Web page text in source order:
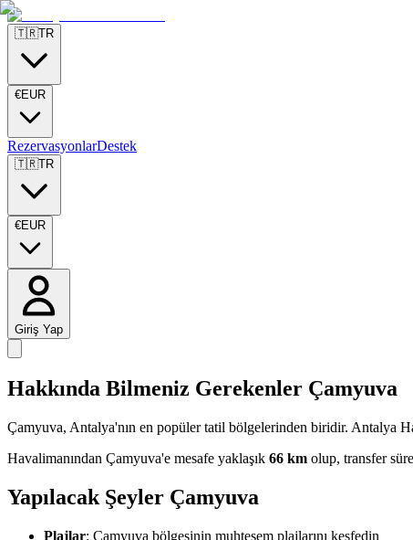
🇹🇷TR
€EUR
RezervasyonlarDestek
🇹🇷TR
€EUR
Giriş Yap
Hakkında Bilmeniz Gerekenler Çamyuva
Çamyuva, Antalya'nın en popüler tatil bölgelerinden biridir. Antalya
Havalimanından Çamyuva'e mesafe yaklaşık 66 km olup, transfer
Yapılacak Şeyler Çamyuva
Plajlar: Çamyuva bölgesinin muhteşem plajlarını keşfedin